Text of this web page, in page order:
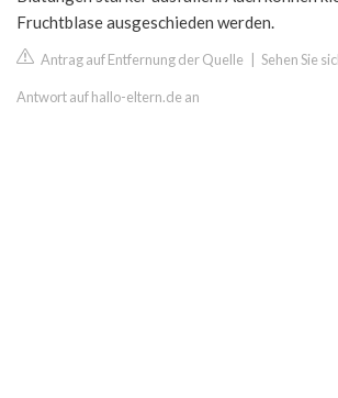
Fruchtblase ausgeschieden werden.
Antrag auf Entfernung der Quelle Sehen Sie
Antwort auf hallo-eltern.de an